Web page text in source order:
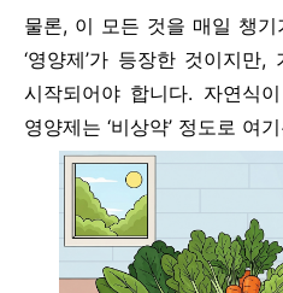
물론, 이 모든 것을 매일 챙
‘영양제’가 등장한 것이지만
시작되어야 합니다. 자연식
영양제는 ‘비상약’ 정도로 여